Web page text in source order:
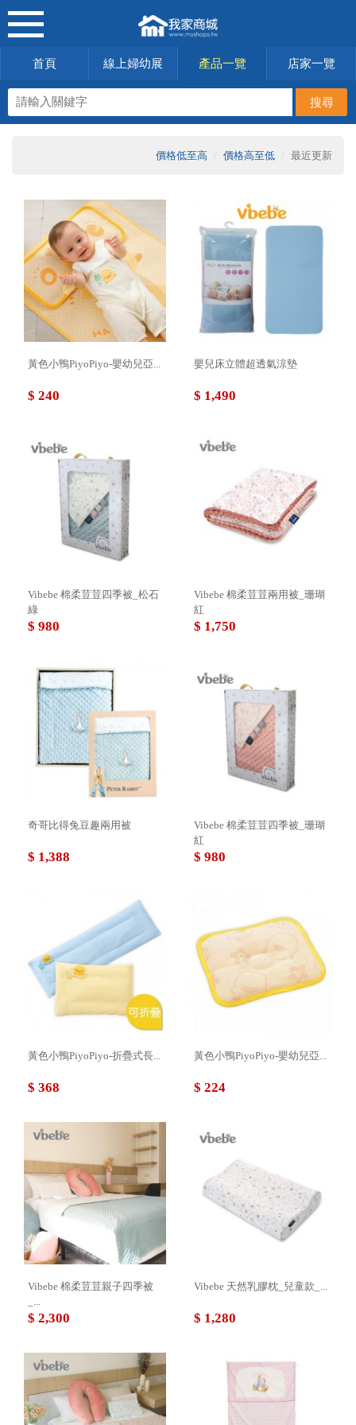
首頁 線上婦幼展 產品一覽 店家一覽
價格低至高 價格高至低 最近更新
黃色小鴨PiyoPiyo-嬰幼兒亞...
$ 240
嬰兒床立體超透氣涼墊
$ 1,490
Vibebe 棉柔荳荳四季被_松石
綠
$ 980
Vibebe 棉柔荳荳兩用被_珊瑚
紅
$ 1,750
奇哥比得兔豆趣兩用被
$ 1,388
Vibebe 棉柔荳荳四季被_珊瑚
紅
$ 980
黃色小鴨PiyoPiyo-折疊式長...
$ 368
黃色小鴨PiyoPiyo-嬰幼兒亞...
$ 224
Vibebe 棉柔荳荳親子四季被
_...
$ 2,300
Vibebe 天然乳膠枕_兒童款_...
$ 1,280